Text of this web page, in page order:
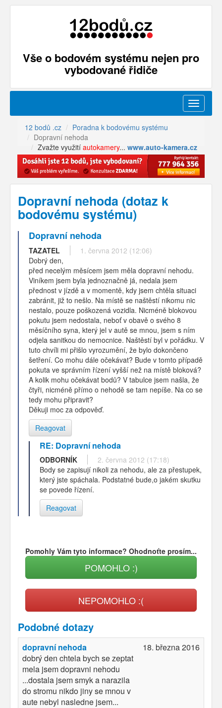
Vše o bodovém systému nejen pro
vybodované řidiče
Menu
12 bodů .cz
Poradna k bodovému systému
Dopravní nehoda
Zvažte využití autokamery... www.auto-kamera.cz
Dopravní nehoda (dotaz k
bodovému systému)
Dopravní nehoda
TAZATEL
1. června 2012 (12:06)
Dobrý den,
před necelým měsícem jsem měla dopravní nehodu.
Viníkem jsem byla jednoznačně já, nedala jsem
přednost v jízdě a v momentě, kdy jsem chtěla situaci
zabránit, již to nešlo. Na místě se naštěstí nikomu nic
nestalo, pouze poškozená vozidla. Nicméně blokovou
pokutu jsem nedostala, neboť v obavě o svého 8
měsíčního syna, který jel v autě se mnou, jsem s ním
odjela sanitkou do nemocnice. Naštěstí byl v pořádku. V
tuto chvíli mi přišlo vyrozumění, že bylo dokončeno
šetření. Co mohu dále očekávat? Bude v tomto případě
pokuta ve správním řízení vyšší než na místě bloková?
A kolik mohu očekávat bodů? V tabulce jsem našla, že
čtyři, nicméně přímo o nehodě se tam nepíše. Na co se
tedy mohu připravit?
Děkuji moc za odpověď.
Reagovat
RE: Dopravní nehoda
ODBORNÍK
2. června 2012 (17:18)
Body se zapisují nikoli za nehodu, ale za přestupek,
který jste spáchala. Podstatné bude,o jakém skutku
se povede řízení.
Reagovat
Pomohly Vám tyto informace? Ohodnoťte prosím...
POMOHLO :)
NEPOMOHLO :(
Podobné dotazy
dopravní nehoda
dobrý den chtela bych se zeptat
mela jsem dopravni nehodu
...dostala jsem smyk a narazila
do stromu nikdo jiny se mnou v
aute nebyl nasledne jsem...
18. března 2016